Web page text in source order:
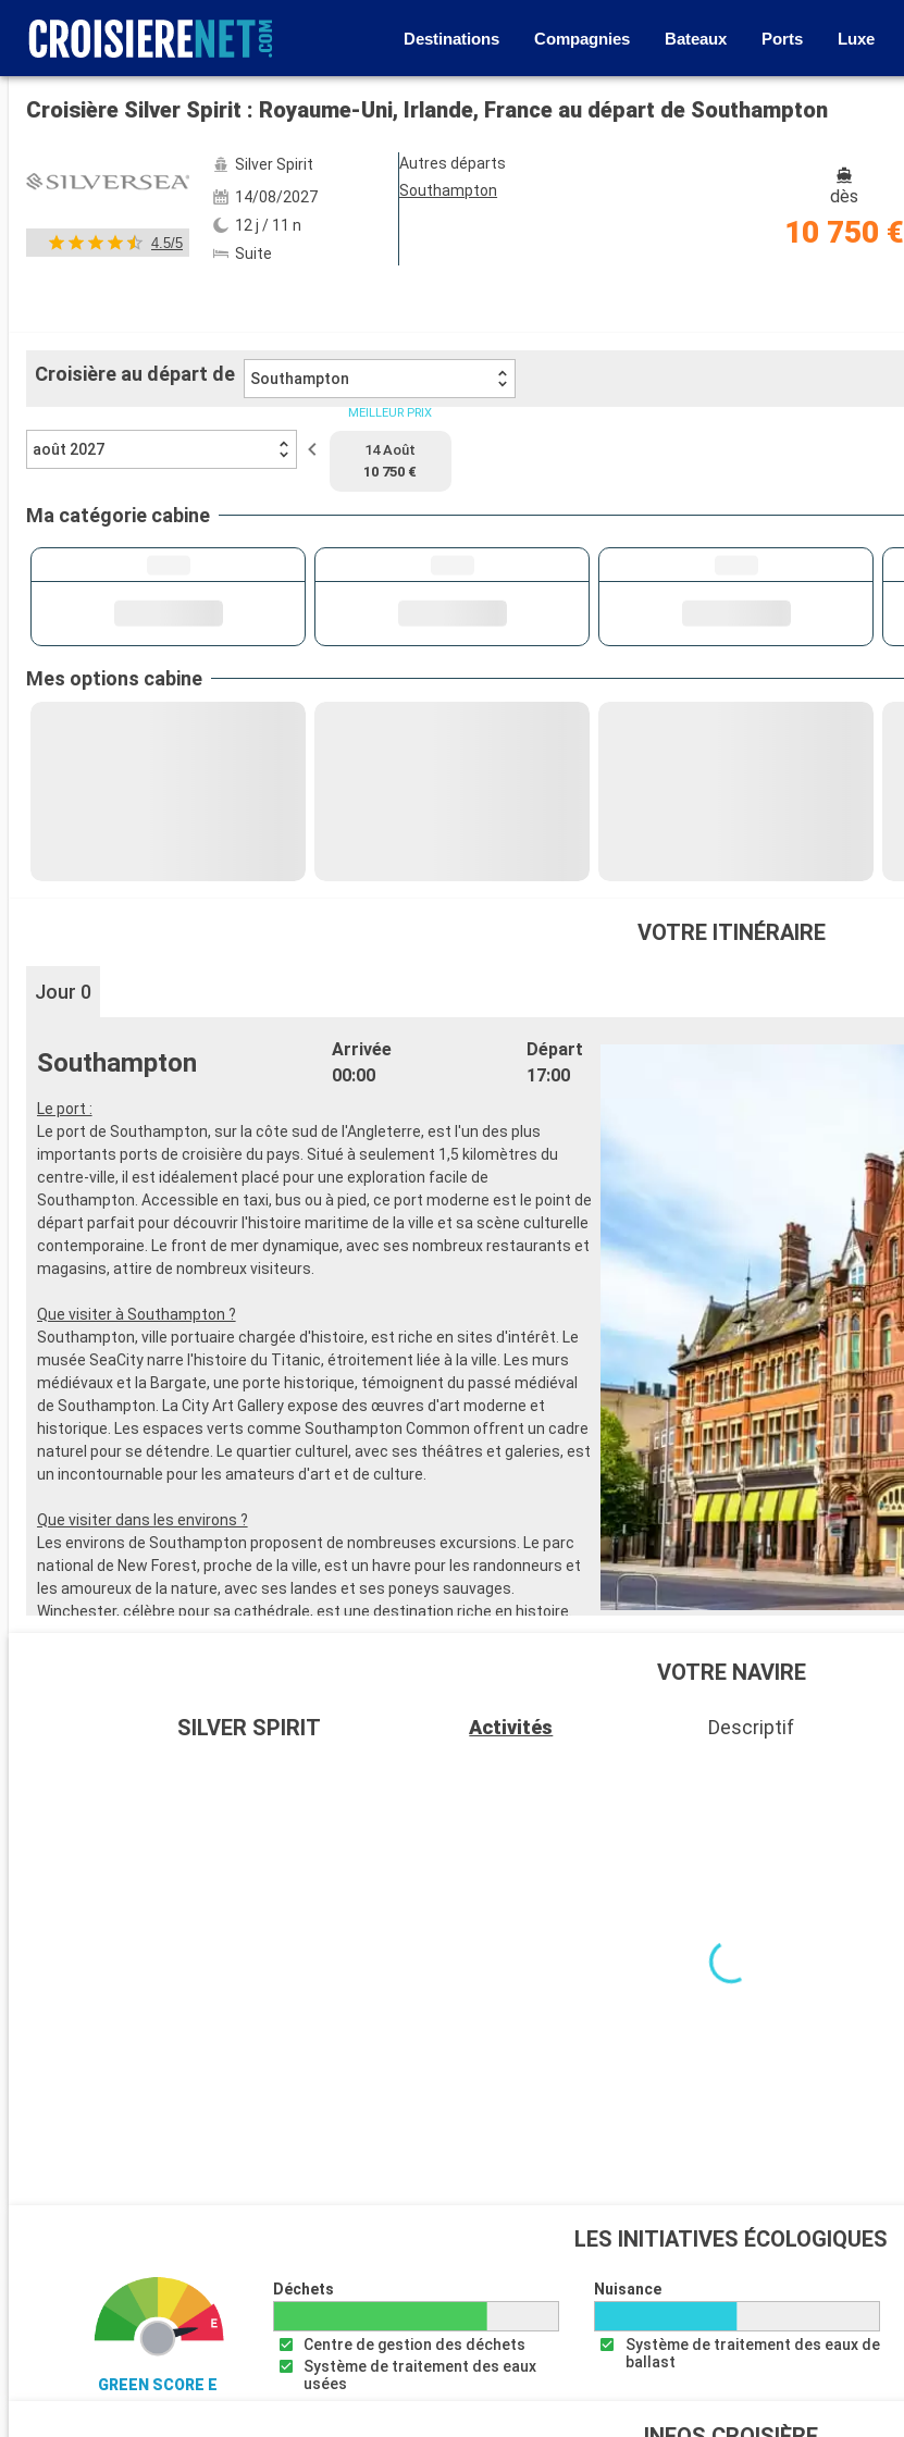
Destinations Compagnies Bateaux Ports Luxe
Voir les 55 autres photos
Croisière Silver Spirit : Royaume-Uni, Irlande, France au départ de Southampton
4.5/5
Silver Spirit
14/08/2027
12 j / 11 n
Suite
Autres départs
Southampton
dès
10 750 €
Croisière au départ de Southampton
août 2027
MEILLEUR PRIX
14 Août
10 750 €
Ma catégorie cabine
Mes options cabine
VOTRE ITINÉRAIRE
Jour 0
Southampton
Arrivée
00:00
Départ
17:00
Le port :
Le port de Southampton, sur la côte sud de l'Angleterre, est l'un des plus
importants ports de croisière du pays. Situé à seulement 1,5 kilomètres du
centre-ville, il est idéalement placé pour une exploration facile de
Southampton. Accessible en taxi, bus ou à pied, ce port moderne est le point de
départ parfait pour découvrir l'histoire maritime de la ville et sa scène culturelle
contemporaine. Le front de mer dynamique, avec ses nombreux restaurants et
magasins, attire de nombreux visiteurs.
Que visiter à Southampton ?
Southampton, ville portuaire chargée d'histoire, est riche en sites d'intérêt. Le
musée SeaCity narre l'histoire du Titanic, étroitement liée à la ville. Les murs
médiévaux et la Bargate, une porte historique, témoignent du passé médiéval
de Southampton. La City Art Gallery expose des œuvres d'art moderne et
historique. Les espaces verts comme Southampton Common offrent un cadre
naturel pour se détendre. Le quartier culturel, avec ses théâtres et galeries, est
un incontournable pour les amateurs d'art et de culture.
Que visiter dans les environs ?
Les environs de Southampton proposent de nombreuses excursions. Le parc
national de New Forest, proche de la ville, est un havre pour les randonneurs et
les amoureux de la nature, avec ses landes et ses poneys sauvages.
Winchester, célèbre pour sa cathédrale, est une destination riche en histoire.
09:00
18:00
pour sa beauté et son environnement qui fait bon vivre. D'ailleurs, la ville
disposait d'un port très puissant depuis l'époque romaine, les docks du front de
mer contribuèrent largement au développement de la ville. Lors d'une croisiere
Liverpool, le dock Albert constitue d'ailleurs l'attraction numéro un de la ville,
notamment pour sa beauté. Il faut savoir que l'UNESCO l'a inscrit parmi le
patrimoine mondial de l'humanité, et qu'il s'agit de l'un des lieux les plus visités
VOTRE NAVIRE
SILVER SPIRIT Activités Descriptif
LES INITIATIVES ÉCOLOGIQUES
GREEN SCORE E
Déchets
Centre de gestion des déchets
Système de traitement des eaux
usées
Nuisance
Système de traitement des eaux de
ballast